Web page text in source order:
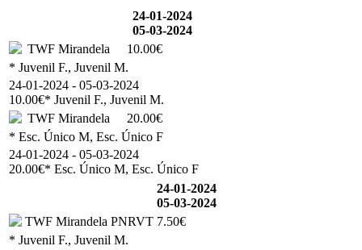
24-01-2024
05-03-2024
TWF Mirandela
10.00€
* Juvenil F., Juvenil M.
24-01-2024 - 05-03-2024
10.00€* Juvenil F., Juvenil M.
TWF Mirandela
20.00€
* Esc. Único M, Esc. Único F
24-01-2024 - 05-03-2024
20.00€* Esc. Único M, Esc. Único F
24-01-2024
05-03-2024
TWF Mirandela PNRVT 7.50€
* Juvenil F., Juvenil M.